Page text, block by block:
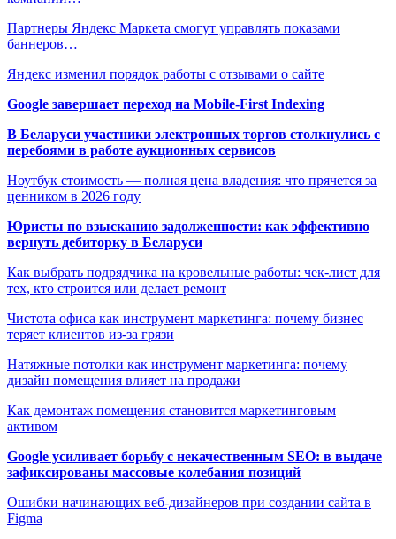
Партнеры Яндекс Маркета смогут управлять показами
баннеров…
Яндекс изменил порядок работы с отзывами о сайте
Google завершает переход на Mobile-First Indexing
В Беларуси участники электронных торгов столкнулись с
перебоями в работе аукционных сервисов
Ноутбук стоимость — полная цена владения: что прячется за
ценником в 2026 году
Юристы по взысканию задолженности: как эффективно
вернуть дебиторку в Беларуси
Как выбрать подрядчика на кровельные работы: чек-лист для
тех, кто строится или делает ремонт
Чистота офиса как инструмент маркетинга: почему бизнес
теряет клиентов из-за грязи
Натяжные потолки как инструмент маркетинга: почему
дизайн помещения влияет на продажи
Как демонтаж помещения становится маркетинговым
активом
Google усиливает борьбу с некачественным SEO: в выдаче
зафиксированы массовые колебания позиций
Ошибки начинающих веб-дизайнеров при создании сайта в
Figma